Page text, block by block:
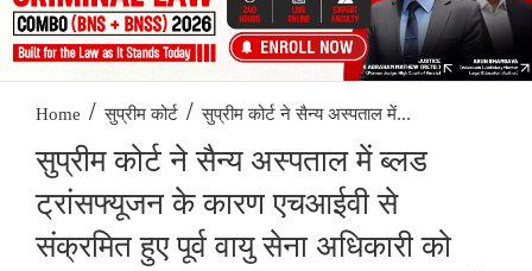
Home / सुप्रीम कोर्ट / सुप्रीम कोर्ट ने सैन्य अस्पताल में...
सुप्रीम कोर्ट ने सैन्य अस्पताल में ब्लड
ट्रांसफ्यूजन के कारण एचआईवी से
संक्रमित हुए पूर्व वायु सेना अधिकारी को